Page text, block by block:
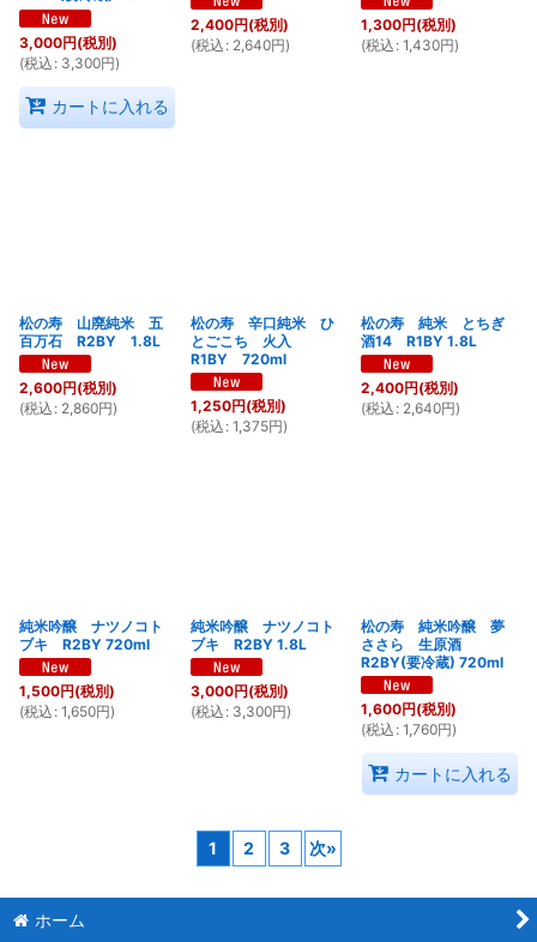
3,000円(税別)
(税込 : 3,300円)
カートに入れる
2,400円(税別)
(税込 : 2,640円)
1,300円(税別)
(税込 : 1,430円)
松の寿 山廃純米 五
百万石 R2BY 1.8L
2,600円(税別)
(税込 : 2,860円)
松の寿 辛口純米 ひ
とごこち 火入
R1BY 720ml
1,250円(税別)
(税込 : 1,375円)
松の寿 純米 とちぎ
酒14 R1BY 1.8L
2,400円(税別)
(税込 : 2,640円)
純米吟醸 ナツノコト
ブキ R2BY 720ml
1,500円(税別)
(税込 : 1,650円)
純米吟醸 ナツノコト
ブキ R2BY 1.8L
3,000円(税別)
(税込 : 3,300円)
松の寿 純米吟醸 夢
ささら 生原酒
R2BY(要冷蔵) 720ml
1,600円(税別)
(税込 : 1,760円)
カートに入れる
1 2 3 次»
ホーム